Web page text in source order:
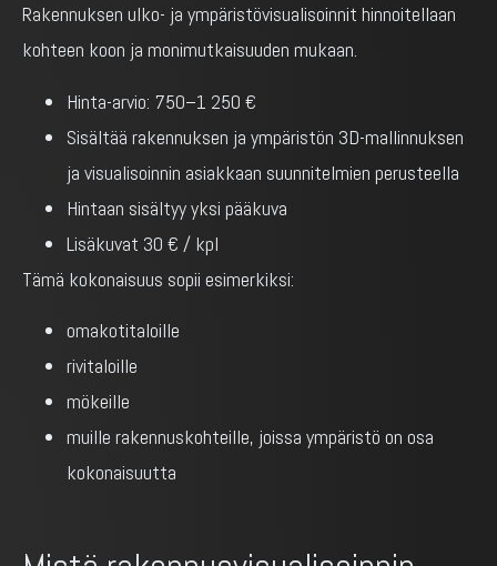
Rakennuksen ulko- ja ympäristövisualisoinnit hinnoitellaan
kohteen koon ja monimutkaisuuden mukaan.
Hinta-arvio: 750–1 250 €
Sisältää rakennuksen ja ympäristön 3D-mallinnuksen
ja visualisoinnin asiakkaan suunnitelmien perusteella
Hintaan sisältyy yksi pääkuva
Lisäkuvat 30 € / kpl
Tämä kokonaisuus sopii esimerkiksi:
omakotitaloille
rivitaloille
mökeille
muille rakennuskohteille, joissa ympäristö on osa
kokonaisuutta